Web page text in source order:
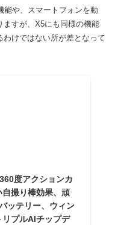
能や、スマートフォンを動
ますが、X5にも同様の機能
けではない所が差となって
度アクションカ
撮り棒効果、頑
ッテリー、ウィン
リプルAIチップデ